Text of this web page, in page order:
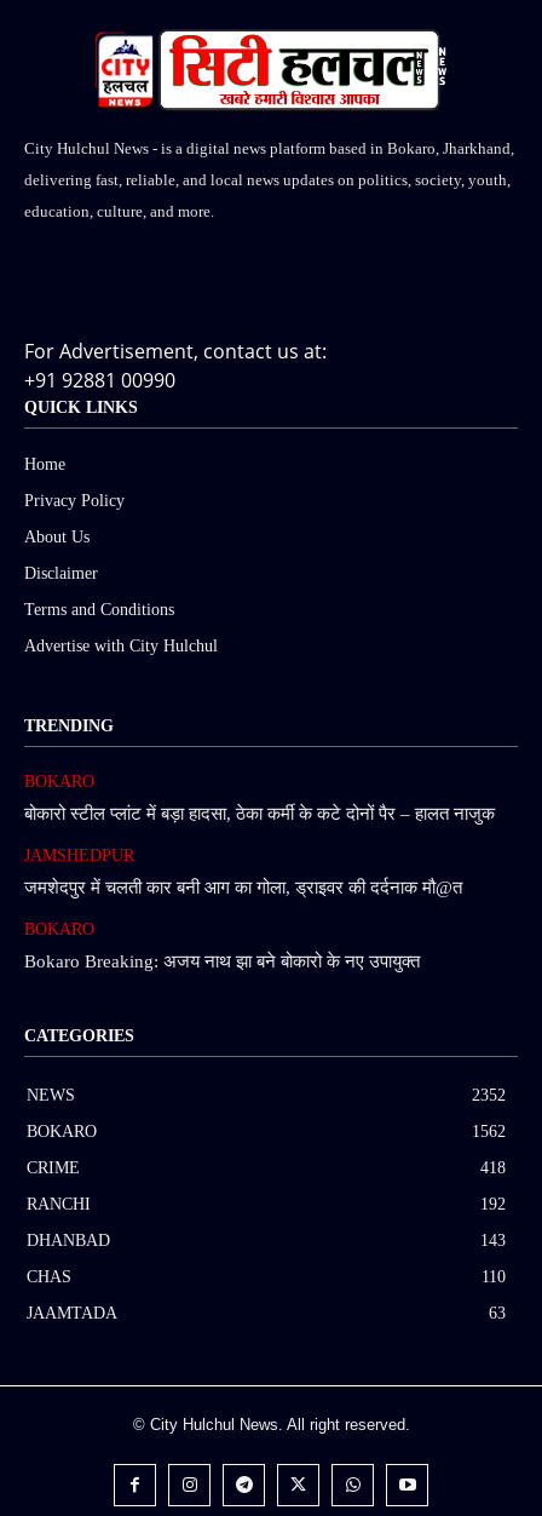
City Hulchul News - is a digital news platform based in Bokaro, Jharkhand,
delivering fast, reliable, and local news updates on politics, society, youth,
education, culture, and more.
For Advertisement, contact us at:
+91 92881 00990
QUICK LINKS
Home
Privacy Policy
About Us
Disclaimer
Terms and Conditions
Advertise with City Hulchul
TRENDING
BOKARO
बोकारो स्टील प्लांट में बड़ा हादसा, ठेका कर्मी के कटे दोनों पैर – हालत नाजुक
JAMSHEDPUR
जमशेदपुर में चलती कार बनी आग का गोला, ड्राइवर की दर्दनाक मौ@त
BOKARO
Bokaro Breaking: अजय नाथ झा बने बोकारो के नए उपायुक्त
CATEGORIES
NEWS
2352
BOKARO
1562
CRIME
418
RANCHI
192
DHANBAD
143
CHAS
110
JAAMTADA
63
© City Hulchul News. All right reserved.